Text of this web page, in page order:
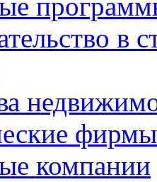
в
фирмы
компании